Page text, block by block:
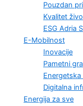
Pouzdan
Kvalitet
ESG Adria
E-Mobilnost
Inovacije
Pametni
Digitalna
Energija za sve